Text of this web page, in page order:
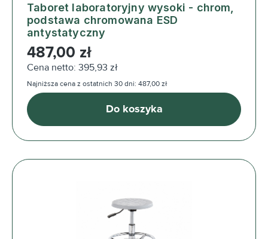
Taboret laboratoryjny wysoki - chrom,
podstawa chromowana ESD
antystatyczny
Cena regularna:
487,00 zł
Cena netto: 395,93 zł
Najniższa cena z ostatnich 30 dni: 487,00 zł
Do koszyka